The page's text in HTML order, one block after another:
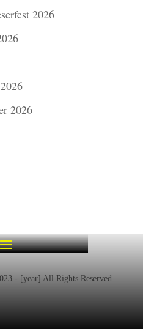
2026
2026
- [year] All Rights Reserved